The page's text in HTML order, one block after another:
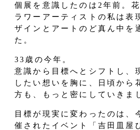
個展を意識したのは2年前。
ラワーアーティストの私は表
ザインとアートのど真ん中を
た。
33歳の今年。
意識から目標へとシフトし、
したい想いを胸に、日頃から
方も、もっと密にしていきま
目標が現実に変わったのは、
催されたイベント「吉田皿屋